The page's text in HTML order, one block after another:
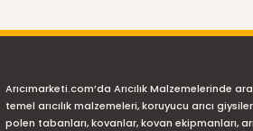
Arıcımarketi.com’da Arıcılık Malzemelerinde
temel arıcılık malzemeleri, koruyucu arıcı
polen tabanları, kovanlar, kovan ekipmanları,